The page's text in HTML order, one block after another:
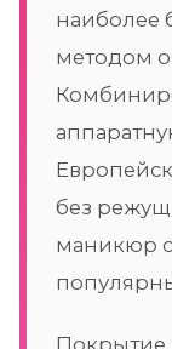
наиболее
методом
без
маникюр
Покрытие